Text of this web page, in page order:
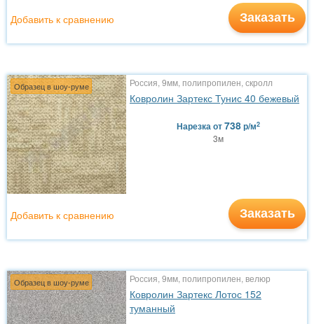
Заказать
Добавить к сравнению
Образец в шоу-руме Россия, 9мм, полипропилен, скролл
Ковролин Зартекс Тунис 40 бежевый
Нарезкаот738р/м2
3м
Заказать
Добавить к сравнению
Образец в шоу-руме Россия, 9мм, полипропилен, велюр
Ковролин Зартекс Лотос 152
туманный